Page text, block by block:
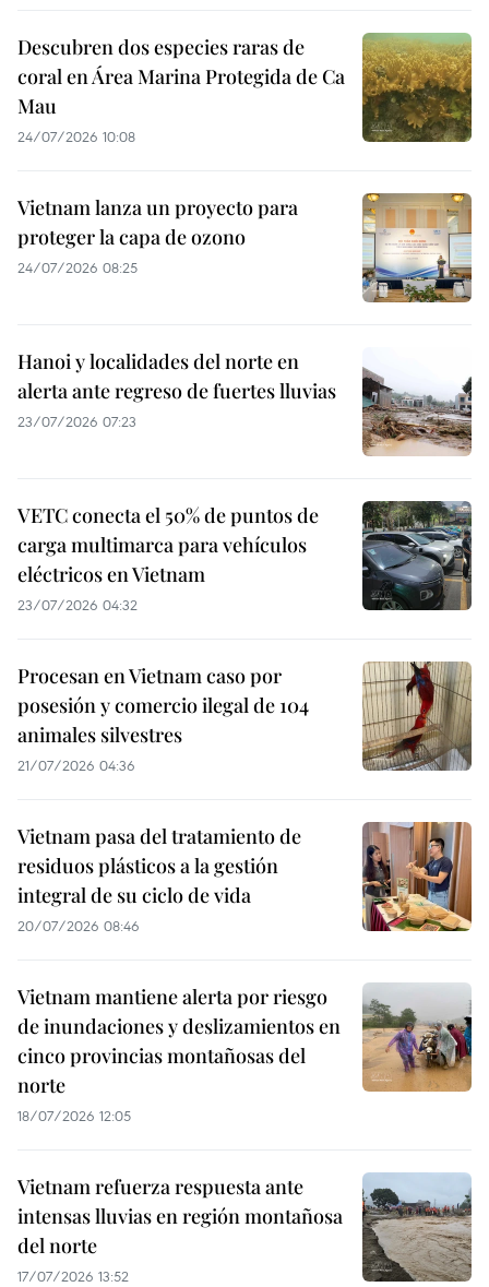
Descubren dos especies raras de
coral en Área Marina Protegida de Ca
Mau
24/07/2026 10:08
Vietnam lanza un proyecto para
proteger la capa de ozono
24/07/2026 08:25
Hanoi y localidades del norte en
alerta ante regreso de fuertes lluvias
23/07/2026 07:23
VETC conecta el 50% de puntos de
carga multimarca para vehículos
eléctricos en Vietnam
23/07/2026 04:32
Procesan en Vietnam caso por
posesión y comercio ilegal de 104
animales silvestres
21/07/2026 04:36
Vietnam pasa del tratamiento de
residuos plásticos a la gestión
integral de su ciclo de vida
20/07/2026 08:46
Vietnam mantiene alerta por riesgo
de inundaciones y deslizamientos en
cinco provincias montañosas del
norte
18/07/2026 12:05
Vietnam refuerza respuesta ante
intensas lluvias en región montañosa
del norte
17/07/2026 13:52